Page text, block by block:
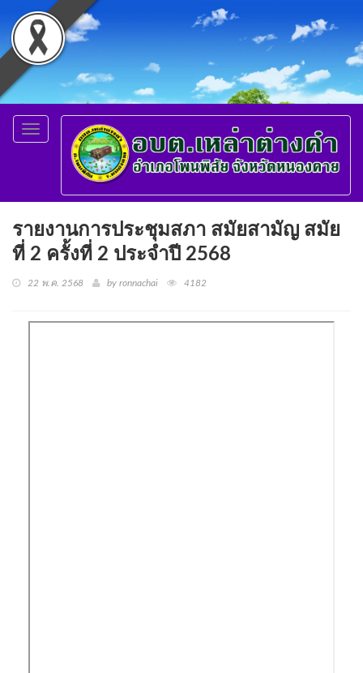
Toggle
navigation
รายงานการประชุมสภา สมัยสามัญ สมัย
ที่ 2 ครั้งที่ 2 ประจำปี 2568
22 พ.ค. 2568 by ronnachai 4182